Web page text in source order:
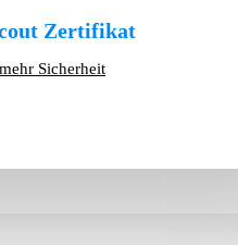
Zertifikat
Sicherheit